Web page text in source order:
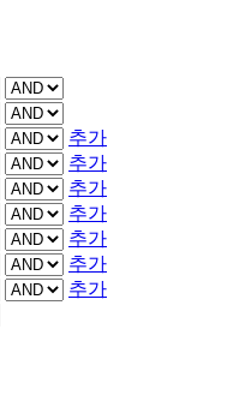
추가
추가
추가
추가
추가
추가
추가